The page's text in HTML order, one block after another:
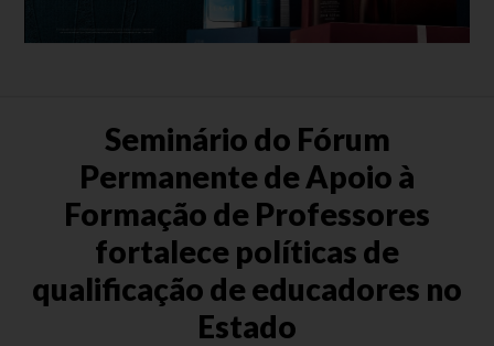
Seminário do Fórum
Permanente de Apoio à
Formação de Professores
fortalece políticas de
qualificação de educadores no
Estado